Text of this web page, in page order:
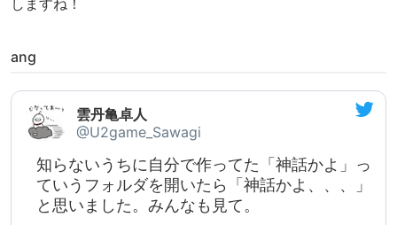
しますね！
ang
雲丹亀卓人
@U2game_Sawagi
知らないうちに自分で作ってた「神話かよ」っ
ていうフォルダを開いたら「神話かよ、、、」
と思いました。みんなも見て。